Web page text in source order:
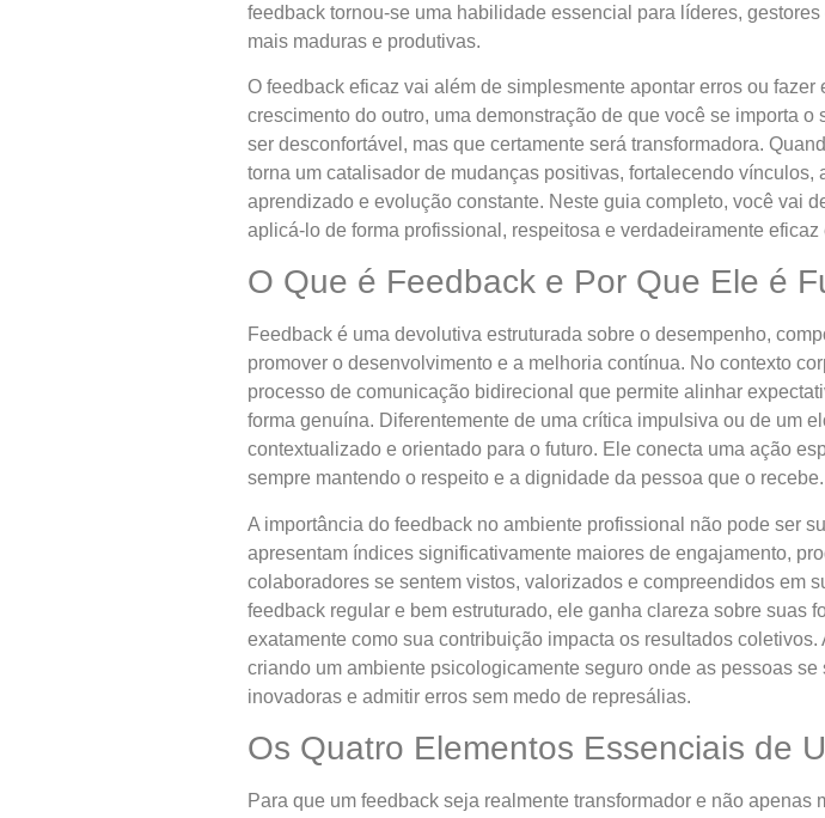
feedback tornou-se uma habilidade essencial para líderes,
mais maduras e produtivas.
O feedback eficaz vai além de simplesmente apontar erros ou
crescimento do outro, uma demonstração de que você se importa
ser desconfortável, mas que certamente será transformadora.
torna um catalisador de mudanças positivas, fortalecendo
aprendizado e evolução constante. Neste guia completo, você vai
aplicá-lo de forma profissional, respeitosa e verdadeiramente eficaz
O Que é Feedback e Por Que Ele é
Feedback é uma devolutiva estruturada sobre o desempenho,
promover o desenvolvimento e a melhoria contínua. No contexto
processo de comunicação bidirecional que permite alinhar
forma genuína. Diferentemente de uma crítica impulsiva ou de um
contextualizado e orientado para o futuro. Ele conecta uma ação
sempre mantendo o respeito e a dignidade da pessoa que o recebe.
A importância do feedback no ambiente profissional não pode ser
apresentam índices significativamente maiores de engajamento,
colaboradores se sentem vistos, valorizados e compreendidos em
feedback regular e bem estruturado, ele ganha clareza sobre suas
exatamente como sua contribuição impacta os resultados
criando um ambiente psicologicamente seguro onde as pessoas
inovadoras e admitir erros sem medo de represálias.
Os Quatro Elementos Essenciais de
Para que um feedback seja realmente transformador e não